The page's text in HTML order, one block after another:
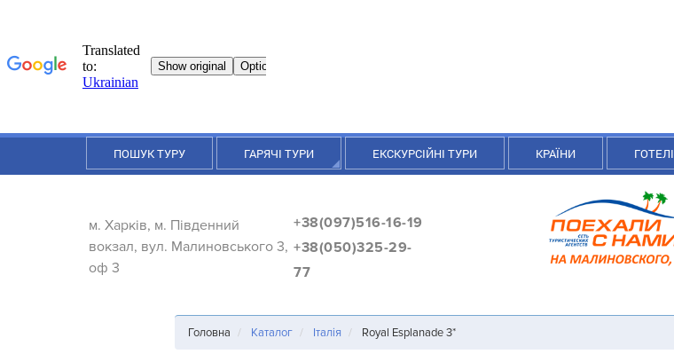
ПОШУК ТУРУ ГАРЯЧІ ТУРИ ЕКСКУРСІЙНІ ТУРИ КРАЇНИ ГОТЕЛІ
м. Харків, м. Південний
вокзал, вул. Малиновського 3,
оф 3
+38(097)516-16-19
+38(050)325-29-
77
Головна Каталог Італія Royal Esplanade 3*